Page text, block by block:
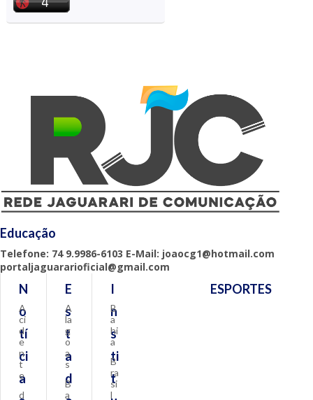
Educação
Telefone: 74 9.9986-6103 E-Mail: joaocg1@hotmail.com
portaljaguararioficial@gmail.com
N
o
tí
ci
a
A
ci
d
e
n
t
e
d
E
s
t
a
d
A
la
g
o
a
s
B
a
I
n
s
ti
t
B
a
hi
a
B
ra
si
l
ESPORTES